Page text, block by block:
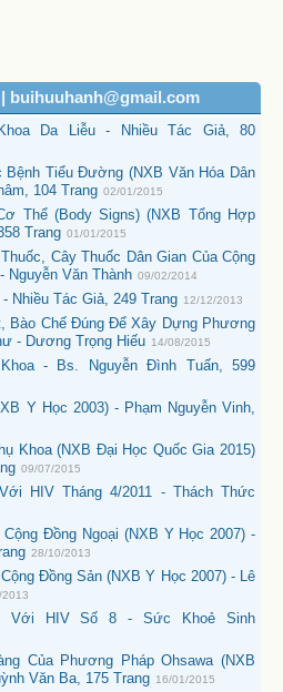
buihuuhanh@gmail.com
Da Liễu - Nhiều Tác Giả, 80
Bệnh Tiểu Đường (NXB Văn Hóa Dân
104 Trang 02/01/2015
Thể (Body Signs) (NXB Tổng Hợp
Trang 01/01/2015
Cây Thuốc Dân Gian Của Cộng
Nguyễn Văn Thành 09/02/2014
Nhiều Tác Giả, 249 Trang 12/12/2013
Bào Chế Đúng Để Xây Dựng Phương
- Dương Trọng Hiếu 14/08/2015
- Bs. Nguyễn Đình Tuấn, 599
Y Học 2003) - Phạm Nguyễn Vinh,
Khoa (NXB Đại Học Quốc Gia 2015)
09/07/2015
HIV Tháng 4/2011 - Thách Thức
Đồng Ngoại (NXB Y Học 2007) -
28/10/2013
Đồng Sản (NXB Y Học 2007) - Lê
Với HIV Số 8 - Sức Khoẻ Sinh
Của Phương Pháp Ohsawa (NXB
Văn Ba, 175 Trang 16/01/2015